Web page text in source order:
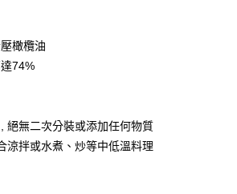
橄欖油
74%
絕無二次分裝或添加任何物質
涼拌或水煮、炒等中低溫料理